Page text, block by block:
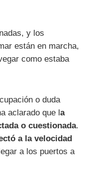
y los
están en marcha,
como estaba
o duda
aclarado que la
o cuestionada.
a la velocidad
a los puertos a